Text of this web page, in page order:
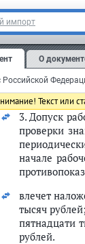
импорт
- 4.8)
на права граждан
со списком
О
Текст или
2.
местах или
влечет
десяти
лица, - от
рублей.
3. Допуск
проверки
начале
влечет
тысяч
пятнадцати
рублей.